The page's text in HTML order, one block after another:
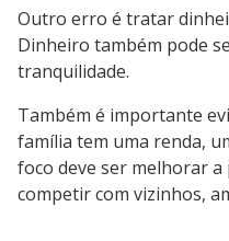
Outro erro é tratar
Dinheiro também pode
tranquilidade.
Também é importante
família tem uma renda,
foco deve ser melhorar
competir com vizinhos,